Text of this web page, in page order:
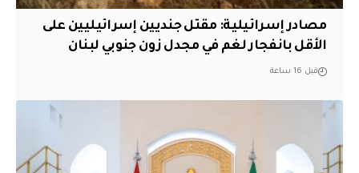
مصادر إسرائيلية: مقتل جنديين إسرائيليين على
الأقل بانفجار لغم في مجدل زون جنوبي لبنان
قبل 16 ساعة